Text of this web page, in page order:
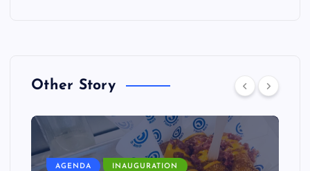
Other Story
AGENDA INAUGURATION